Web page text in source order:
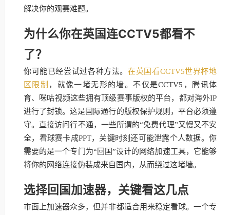
解决你的观赛难题。
为什么你在英国连CCTV5都看不
了？
你可能已经尝试过各种方法。在英国看CCTV5世界杯地
区限制 ，就像一堵无形的墙。不仅是CCTV5，腾讯体
育、咪咕视频这些拥有顶级赛事版权的平台，都对海外IP
进行了封锁。这是国际通行的版权保护规则，平台必须遵
守。直接访问行不通，一些所谓的“免费代理”又慢又不安
全，看球赛卡成PPT，关键时刻还可能泄露个人数据。你
需要的是一个专门为“回国”设计的网络加速工具，它能够
将你的网络连接伪装成来自国内，从而绕过这堵墙。
选择回国加速器，关键看这几点
市面上加速器众多，但并非都适合用来稳定看球。一个专